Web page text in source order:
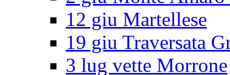
12 giu Martellese
19 giu Traversata
3 lug vette Morrone